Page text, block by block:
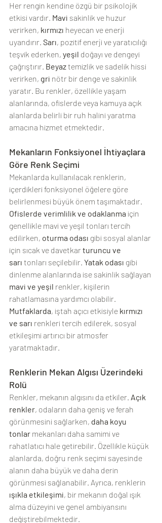
Her rengin kendine özgü bir psikolojik
etkisi vardır. Mavi sakinlik ve huzur
verirken, kırmızı heyecan ve enerji
uyandırır. Sarı, pozitif enerji ve yaratıcılığı
teşvik ederken, yeşil doğayı ve dengeyi
çağrıştırır. Beyaz temizlik ve sadelik hissi
verirken, gri nötr bir denge ve sakinlik
yaratır. Bu renkler, özellikle yaşam
alanlarında, ofislerde veya kamuya açık
alanlarda belirli bir ruh halini yaratma
amacına hizmet etmektedir.
Mekanların Fonksiyonel İhtiyaçlara
Göre Renk Seçimi
Mekanlarda kullanılacak renklerin,
içerdikleri fonksiyonel öğelere göre
belirlenmesi büyük önem taşımaktadır.
Ofislerde verimlilik ve odaklanma için
genellikle mavi ve yeşil tonları tercih
edilirken, oturma odası gibi sosyal alanlar
için sıcak ve davetkar turuncu ve
sarı tonları seçilebilir. Yatak odası gibi
dinlenme alanlarında ise sakinlik sağlayan
mavi ve yeşil renkler, kişilerin
rahatlamasına yardımcı olabilir.
Mutfaklarda, iştah açıcı etkisiyle kırmızı
ve sarı renkleri tercih edilerek, sosyal
etkileşimi artırıcı bir atmosfer
yaratmaktadır.
Renklerin Mekan Algısı Üzerindeki
Rolü
Renkler, mekanın algısını da etkiler. Açık
renkler, odaların daha geniş ve ferah
görünmesini sağlarken, daha koyu
tonlar mekanları daha samimi ve
rahatlatıcı hale getirebilir. Özellikle küçük
alanlarda, doğru renk seçimi sayesinde
alanın daha büyük ve daha derin
görünmesi sağlanabilir. Ayrıca, renklerin
ışıkla etkileşimi, bir mekanın doğal ışık
alma düzeyini ve genel ambiyansını
değiştirebilmektedir.